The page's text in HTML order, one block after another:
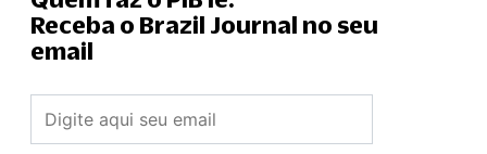
Receba o Brazil Journal no seu
email